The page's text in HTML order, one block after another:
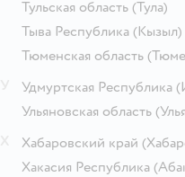
Тульская область (Тула)
Тыва Республика (Кызыл)
Тюменская область
Удмуртская Республика
Ульяновская область
Хабаровский край
Хакасия Республика